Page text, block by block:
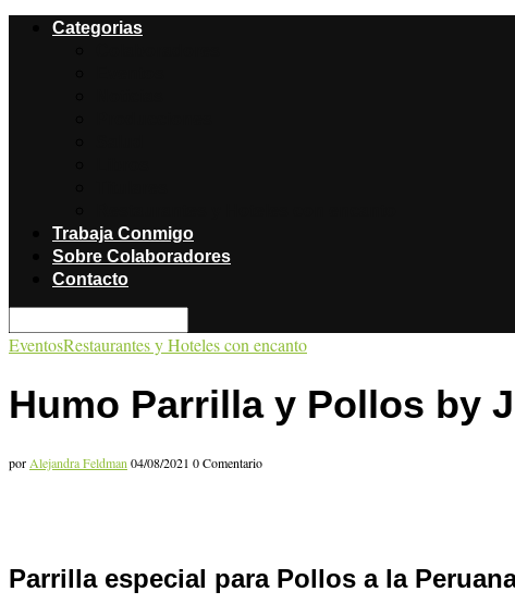
Categorias
Trabaja Conmigo
Sobre Colaboradores
Contacto
EventosRestaurantes y Hoteles con encanto
Humo Parrilla y Pollos by
porAlejandra Feldman04/08/2021 0 Comentario
Parrilla especial para Pollos a la